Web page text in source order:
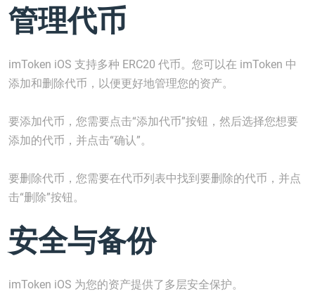
管理代币
imToken iOS 支持多种 ERC20 代币。您可以在 imToken 中
添加和删除代币，以便更好地管理您的资产。
要添加代币，您需要点击“添加代币”按钮，然后选择您想要
添加的代币，并点击“确认”。
要删除代币，您需要在代币列表中找到要删除的代币，并点
击“删除”按钮。
安全与备份
imToken iOS 为您的资产提供了多层安全保护。